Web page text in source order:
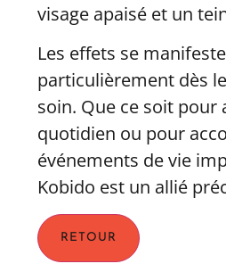
visage apaisé et un
Les effets se
particulièrement dès
soin. Que ce soit pour
quotidien ou pour
événements de vie
Kobido est un allié